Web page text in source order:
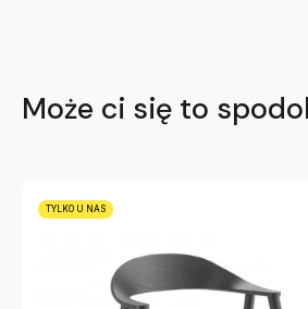
Może ci się to
TYLKO U NAS